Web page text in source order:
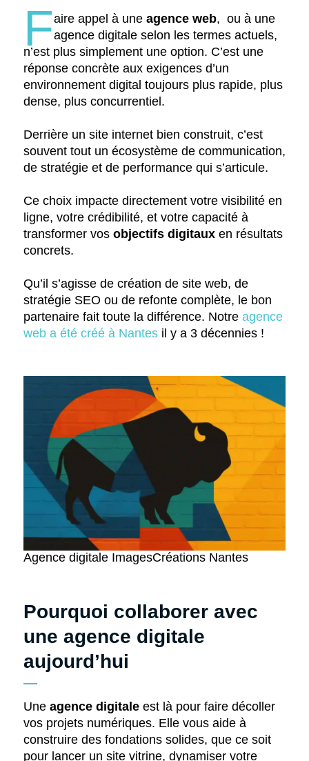
Faire appel à une agence web, ou à une
agence digitale selon les termes actuels,
n’est plus simplement une option. C’est une
réponse concrète aux exigences d’un
environnement digital toujours plus rapide, plus
dense, plus concurrentiel.
Derrière un site internet bien construit, c’est
souvent tout un écosystème de communication,
de stratégie et de performance qui s’articule.
Ce choix impacte directement votre visibilité en
ligne, votre crédibilité, et votre capacité à
transformer vos objectifs digitauxen résultats
concrets.
Qu’il s’agisse de création de site web, de
stratégie SEO ou de refonte complète, le bon
partenaire fait toute la différence. Notre agence
web a été créé à Nantesil y a 3 décennies !
Agence digitale ImagesCréations Nantes
Pourquoi collaborer avec
une agence digitale
aujourd’hui
Une agence digitaleest là pour faire décoller
vos projets numériques. Elle vous aide à
construire des fondations solides, que ce soit
pour lancer un site vitrine, dynamiser votre